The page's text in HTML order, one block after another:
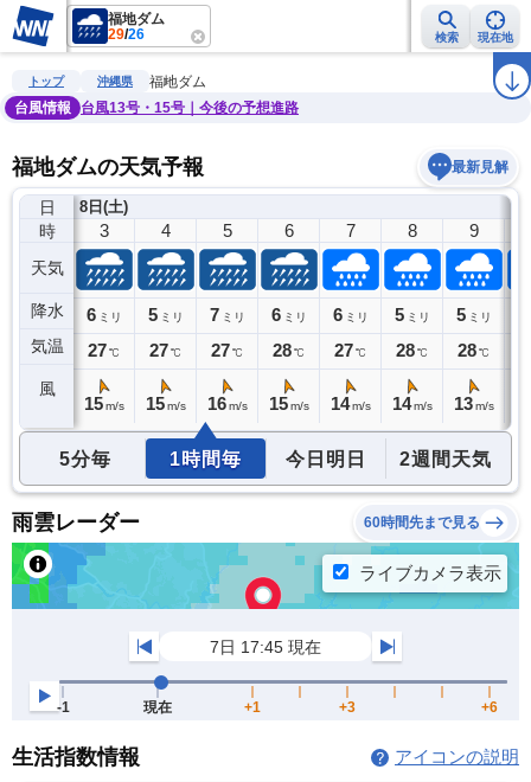
福地ダム
29/26 検索 現在地
雨雲レーダー 台風情報 ラ
トップ 沖縄県
福地ダム
台風情報
台風13号・15号｜今後の予想進路
福地ダムの天気予報 最新見解
日
時
天気
降水
気温
風
8日(土)
2
7ミリ
27℃
13
3
6 ミリ
27℃
15 m/s
4
5 ミリ
27℃
15 m/s
5
7 ミリ
27℃
16 m/s
6
6 ミリ
28℃
15 m/s
7
6 ミリ
27℃
14 m/s
8
5 ミリ
28℃
14 m/s
9
5 ミリ
28℃
13 m/s
5分毎 1時間毎 今日明日 2週間天気
雨雲レーダー 60時間先まで見る
生活指数情報 アイコンの説明